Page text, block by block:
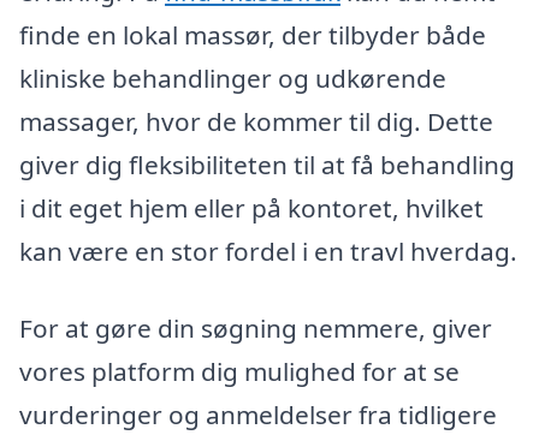
finde en lokal massør, der tilbyder både
kliniske behandlinger og udkørende
massager, hvor de kommer til dig. Dette
giver dig fleksibiliteten til at få behandling
i dit eget hjem eller på kontoret, hvilket
kan være en stor fordel i en travl hverdag.
For at gøre din søgning nemmere, giver
vores platform dig mulighed for at se
vurderinger og anmeldelser fra tidligere